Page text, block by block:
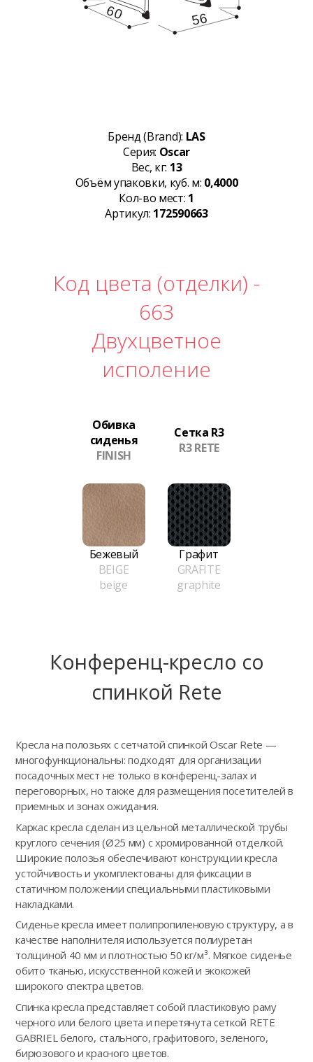
Бренд (Brand): LAS
Серия: Oscar
Вес, кг: 13
Объём упаковки, куб. м: 0,4000
Кол-во мест: 1
Артикул: 172590663
Код цвета (отделки) -
663
Двухцветное
исполение
Обивка
сиденья
FINISH
Сетка R3
R3 RETE
Бежевый
BEIGE
beige
Графит
GRAFITE
graphite
Конференц-кресло сo
спинкой Rete
Кресла на полозьях с сетчатой спинкой Oscar Rete —
многофункциональны: подходят для организации
посадочных мест не только в конференц-залах и
переговорных, но также для размещения посетителей в
приемных и зонах ожидания.
Каркас кресла сделан из цельной металлической трубы
круглого сечения (Ø25 мм) с хромированной отделкой.
Широкие полозья обеспечивают конструкции кресла
устойчивость и укомплектованы для фиксации в
статичном положении специальными пластиковыми
накладками.
Сиденье кресла имеет полипропиленовую структуру, а в
качестве наполнителя используется полиуретан
толщиной 40 мм и плотностью 50 кг/м³. Мягкое сиденье
обито тканью, искусственной кожей и экокожей
широкого спектра цветов.
Спинка кресла представляет собой пластиковую раму
черного или белого цвета и перетянута сеткой RETE
GABRIEL белого, стального, графитового, зеленого,
бирюзового и красного цветов.